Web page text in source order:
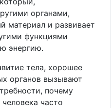
органами,
материал и развивает
функциями
энергию.
тела, хорошее
органов вызывают
почему
часто